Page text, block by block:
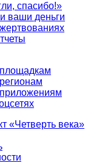
спасибо!»
ваши деньги
«Четверть века»